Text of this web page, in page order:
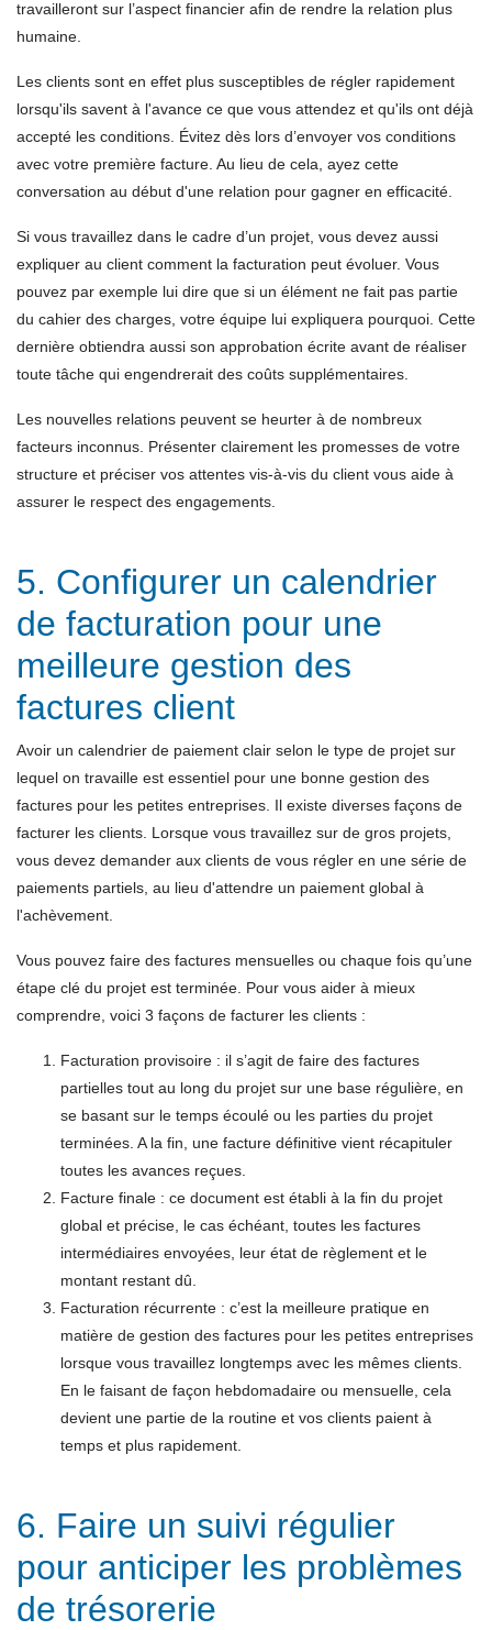
travailleront sur l’aspect financier afin de rendre la relation plus
humaine.
Les clients sont en effet plus susceptibles de régler rapidement
lorsqu'ils savent à l'avance ce que vous attendez et qu'ils ont déjà
accepté les conditions. Évitez dès lors d’envoyer vos conditions
avec votre première facture. Au lieu de cela, ayez cette
conversation au début d'une relation pour gagner en efficacité.
Si vous travaillez dans le cadre d’un projet, vous devez aussi
expliquer au client comment la facturation peut évoluer. Vous
pouvez par exemple lui dire que si un élément ne fait pas partie
du cahier des charges, votre équipe lui expliquera pourquoi. Cette
dernière obtiendra aussi son approbation écrite avant de réaliser
toute tâche qui engendrerait des coûts supplémentaires.
Les nouvelles relations peuvent se heurter à de nombreux
facteurs inconnus. Présenter clairement les promesses de votre
structure et préciser vos attentes vis-à-vis du client vous aide à
assurer le respect des engagements.
5. Configurer un calendrier
de facturation pour une
meilleure gestion des
factures client
Avoir un calendrier de paiement clair selon le type de projet sur
lequel on travaille est essentiel pour une bonne gestion des
factures pour les petites entreprises. Il existe diverses façons de
facturer les clients. Lorsque vous travaillez sur de gros projets,
vous devez demander aux clients de vous régler en une série de
paiements partiels, au lieu d'attendre un paiement global à
l'achèvement.
Vous pouvez faire des factures mensuelles ou chaque fois qu’une
étape clé du projet est terminée. Pour vous aider à mieux
comprendre, voici 3 façons de facturer les clients :
Facturation provisoire : il s’agit de faire des factures
partielles tout au long du projet sur une base régulière, en
se basant sur le temps écoulé ou les parties du projet
terminées. A la fin, une facture définitive vient récapituler
toutes les avances reçues.
Facture finale : ce document est établi à la fin du projet
global et précise, le cas échéant, toutes les factures
intermédiaires envoyées, leur état de règlement et le
montant restant dû.
Facturation récurrente : c’est la meilleure pratique en
matière de gestion des factures pour les petites entreprises
lorsque vous travaillez longtemps avec les mêmes clients.
En le faisant de façon hebdomadaire ou mensuelle, cela
devient une partie de la routine et vos clients paient à
temps et plus rapidement.
6. Faire un suivi régulier
pour anticiper les problèmes
de trésorerie